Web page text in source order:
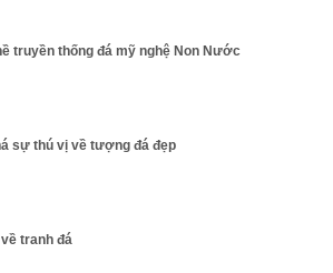
truyền thống đá mỹ nghệ Non Nước
sự thú vị về tượng đá đẹp
tranh đá